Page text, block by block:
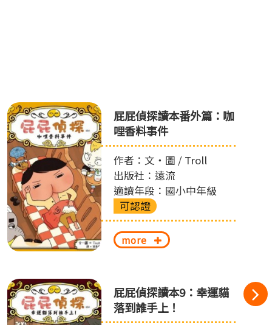
屁屁偵探讀本番外篇：咖
哩香料事件
作者：文‧圖 / Troll
出版社：遠流
適讀年段：國小中年級
可認證
more
屁屁偵探讀本9：幸運貓
落到誰手上！